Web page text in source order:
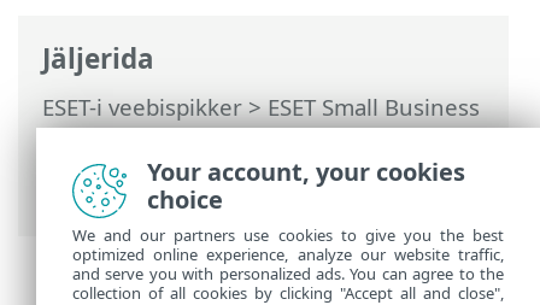
Jäljerida
ESET-i veebispikker>ESET Small Business
Security>Töötamine programmiga ESET
Small Business Security>Täpsem
häälestus
> Tõrkeotsing > Tehniline tugi
Your account, your cookies
choice
We and our partners use cookies to give you the best
optimized online experience, analyze our website traffic,
and serve you with personalized ads. You can agree to the
collection of all cookies by clicking "Accept all and close",